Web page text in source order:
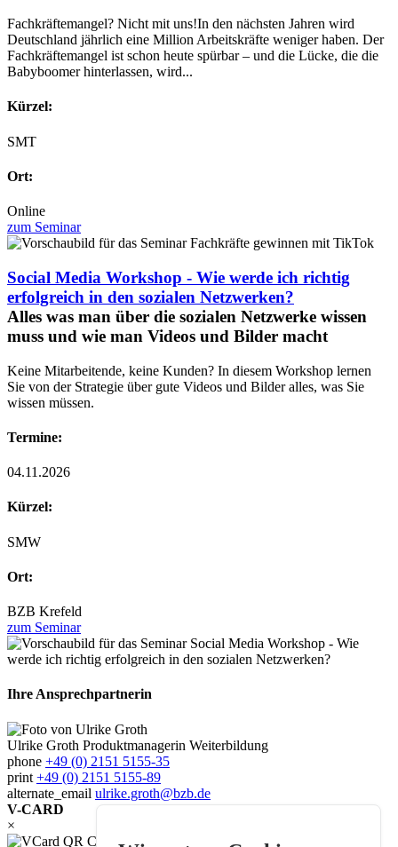
Fachkräftemangel? Nicht mit uns!In den nächsten Jahren wird
Deutschland jährlich eine Million Arbeitskräfte weniger haben. Der
Fachkräftemangel ist schon heute spürbar – und die Lücke, die die
Babyboomer hinterlassen, wird...
Kürzel:
SMT
Ort:
Online
zum Seminar
Social Media Workshop - Wie werde ich richtig
erfolgreich in den sozialen Netzwerken?
Alles was man über die sozialen Netzwerke wissen
muss und wie man Videos und Bilder macht
Keine Mitarbeitende, keine Kunden? In diesem Workshop lernen
Sie von der Strategie über gute Videos und Bilder alles, was Sie
wissen müssen.
Termine:
04.11.2026
Kürzel:
SMW
Ort:
BZB Krefeld
zum Seminar
Ihre Ansprechpartnerin
Ulrike Groth Produktmanagerin Weiterbildung
phone +49 (0) 2151 5155-35
print +49 (0) 2151 5155-89
alternate_email ulrike.groth@bzb.de
V-CARD
×